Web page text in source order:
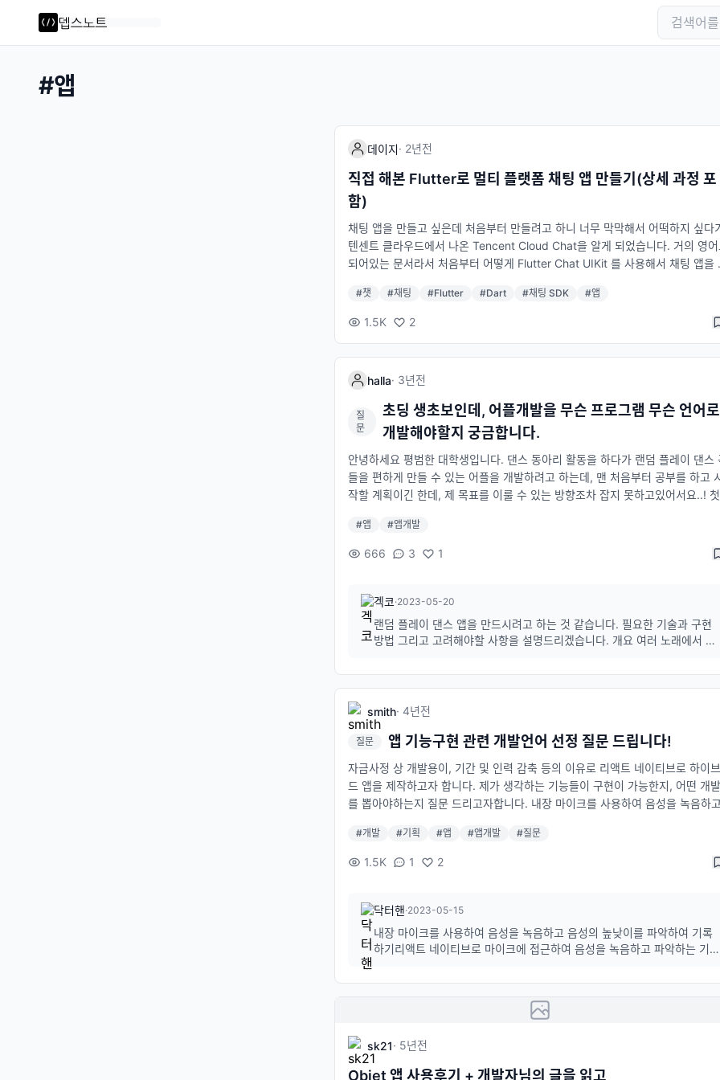
#앱
데이지· 2년전
직접 해본 Flutter로 멀티 플랫폼 채팅 앱 만들기(상세 과정 포
함)
채팅 앱을 만들고 싶은데 처음부터 만들려고 하니 너무 막막해서 어떡하지 싶다
텐센트 클라우드에서 나온 Tencent Cloud Chat을 알게 되었습니다. 거의 영어
되어있는 문서라서 처음부터 어떻게 Flutter Chat UIKit 를 사용해서 채팅 앱을
cent Cloud Chat 홈페이지 Flutter UIKit 문서 기본 앱 만들기 앱이 이미 있으신
분들은 이 부분 건너 뛰시면 됩니다. Flutter은 하나의 코드로 여러 플랫폼(iOS,
가이드 저는 Mac에서 실행 시켰고 Flutter 가이드를 따라 4번 [버튼 추가하기] 까
지만 했습니다. 계정 만들기 콘솔 로 들어와 계정을 만들고 개인 정보 입력하면 끝.
저는 무료 버전으로 할거라 결제 수단은 추가할 필요 없더라고요. 팁: 개인 개발용
이라면 구글 계정이 더 빠릅니다. Free trial 선택 후 Application 만들기 Call, Co
nference, RTC Engine 중에서 필요하신 기능 선택하시고 선택 누르면 새로운
plication이 생성됩니다. 저는 Call을 선택했더니 Call과 Chat기능이 포함되어
네요. Application의 sdkappid와 secretKey는 초기화 및 로그인에 중요한 정
이니 기억해 두는게 좋습니다. 테스트 유저 만들기 저는 채팅 기능을 테스트 할거
Chat을 누른 후 User로 들어가 User1 User2를 만들었습니다. 이미지에서는 왼
부터 오른쪽까지 순차적으로 버튼 누르면 됩니다. package import 다시 아까
들어 두었던 Flutter app으로 돌아가 terminal에 이하 내용을 칩니다. flutter
행시키지 못했더라면 pod repo update 혹은 macos/Podfile에서 platform
sion을 11.0로 설정해 보세요 platform :osx, '11.0' 그리고 다시 실행시키면 됩니
다. 그 다음 필요한 기능들을 다시 import 해줍니다. 저는 아래 내용들을 import
스트 flutter pub add tencent_cloud_chat_contact // 유저 프로파일 flutter
ub add tencent_cloud_chat_user_profile // 그룹 프로파일 flutter pub add t
encent_cloud_chat_group_profile ## 코딩 * MaterialApp 을
ChatMaterialApp 로 바꿔줍니다. (UIKit의 언어 설정, Theme 설정 등을 사용할
zonaws.com/assets/data/ck_upload/
e6aa65c54be.png"Chats"), BottomNavigationBarItem( icon:
contacts), label: "Contacts"), ], ), body: pages[currentIndex], ); }
ttps://devsnote.com/assets/data/ck_upload/
assets/data/ck_upload/
ad/_upload_1bd0f72c67f21517abe570ddb0151779.png?v=1714114421)
짠 이런 효과가! 저는 페이지 전환 효과를 위해 Bottom Navigation을 더해줬지
그냥 TencentCloudChatConversation() 을 해줘도 같은 효과가 나타납니다. *
친구 추가 일단 user1이 친구가 없어서 메시지를 보내지 못하니 user2를 친구로
추가해 줍니다. ![img](https://devsnote.com/assets/data/ck_upload/
(https://devsnote.com/assets/data/ck_upload/
cc889e9bb914116cd37.png?v=1714114449) 추가 후에 연락처에 user2가
떴습니다. 만약 친구 추가에 실패하셨다면 콘솔에 user2의 친구 추가 옵션을 확인
해 보세요. ![img](https://devsnote.com/assets/data/ck_upload/_upload_7
497f6abd031dd22c1907bc15aa8f54b.png?v=1714114458) * 메시지 보
#챗 #채팅 #Flutter #Dart #채팅 SDK #앱
1.5K 2
halla· 3년전
질
문
초딩 생초보인데, 어플개발을 무슨 프로그램 무슨 언어로
개발해야할지 궁금합니다.
안녕하세요 평범한 대학생입니다. 댄스 동아리 활동을 하다가 랜덤 플레이 댄스
들을 편하게 만들 수 있는 어플을 개발하려고 하는데, 맨 처음부터 공부를 하고
작할 계획이긴 한데, 제 목표를 이룰 수 있는 방향조차 잡지 못하고있어서요..! 첫
제 목표를 이룰 수 있을지 궁금해서 질문드립니다! 대충 어플 설명을 드려보자면
른 노래들의 하이라이트를 제가 지정하여 그 하이라이트 부분 사이사이에 잠깐
나, 직접 유튜브 링크를 가져와 춤 출 부분을 지정한 다음 지정했던 리스트들을 서
버에 저장하고 다른 사람들도 커스텀 플레이 리스트를 사용할 수 있게 공유하는
스템을 구축하고싶습니다. 어떤 언어를 사용해야하는지 어떤 프로그램을 써야하
#앱 #앱개발
666 3 1
겍코 ·2023-05-20
랜덤 플레이 댄스 앱을 만드시려고 하는 것 같습니다. 필요한 기술과 구현
방법 그리고 고려해야할 사항을 설명드리겠습니다. 개요 여러 노래에서 하
일단 하이라이트 음원 파일이 필요합니다. 오디오 프로그램을 이용하여 음
원 파일로부터 하이라이트 부분을 잘라내거나 해당 하이라이트 부분을 녹
음...
smith· 4년전
질문 앱 기능구현 관련 개발언어 선정 질문 드립니다!
자금사정 상 개발용이, 기간 및 인력 감축 등의 이유로 리액트 네이티브로 하이
드 앱을 제작하고자 합니다. 제가 생각하는 기능들이 구현이 가능한지, 어떤 개
를 뽑아야하는지 질문 드리고자합니다. 내장 마이크를 사용하여 음성을 녹음하고
하기 위함) 구현 가능할까요? (마이크 권한) 쇼핑몰 및 결제 기능 자사 쇼핑몰이
는데, 웹뷰로 바로 끌어오는게 가능한지, 혹은 그냥 다시 만들어야하는지 배송
될까요? 채용관련 하이브리드앱 개발 및 런칭 경험이 있는 시니어 개발자 한명과
팀원 한명이면 충분할까요? 리액트 네이티브와 BaaS 사용자. 시니어 개발자는
S, ANDROID 언어에 친숙한 사람이어야겠죠? 앱 개발 기획이 완전 처음이라 올
른 질문인지도 잘 모르겠습니다만 부디 제게 답변 부탁드립니다ㅠㅠ
#개발 #기획 #앱 #앱개발 #질문
1.5K 1 2
닥터핸·2023-05-15
내장 마이크를 사용하여 음성을 녹음하고 음성의 높낮이를 파악하여 기록
하기리액트 네이티브로 마이크에 접근하여 음성을 녹음하고 파악하는 기
사용하여 기존 웹 쇼핑몰을 앱 안에서 보여주는 방식으로 구현할 수 있습니
sk21· 5년전
Objet 앱 사용후기 + 개발자님의 글을 읽고